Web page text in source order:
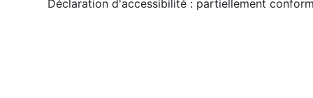
Déclaration d'accessibilité : partiellement